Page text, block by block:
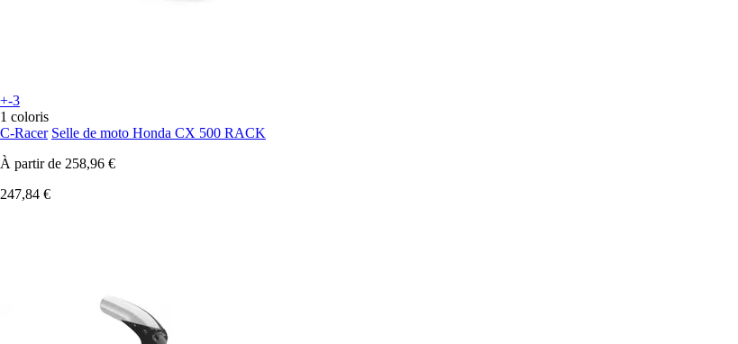
+-3
1 coloris
C-Racer Selle de moto Honda CX 500 RACK
À partir de 258,96 €
247,84 €